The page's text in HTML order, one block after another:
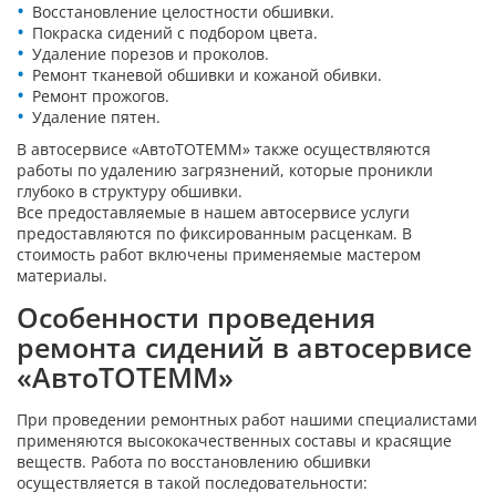
Восстановление целостности обшивки.
Покраска сидений с подбором цвета.
Удаление порезов и проколов.
Ремонт тканевой обшивки и кожаной обивки.
Ремонт прожогов.
Удаление пятен.
В автосервисе «АвтоТОТЕММ» также осуществляются
работы по удалению загрязнений, которые проникли
глубоко в структуру обшивки.
Все предоставляемые в нашем автосервисе услуги
предоставляются по фиксированным расценкам. В
стоимость работ включены применяемые мастером
материалы.
Особенности проведения
ремонта сидений в автосервисе
«АвтоТОТЕММ»
При проведении ремонтных работ нашими специалистами
применяются высококачественных составы и красящие
веществ. Работа по восстановлению обшивки
осуществляется в такой последовательности: